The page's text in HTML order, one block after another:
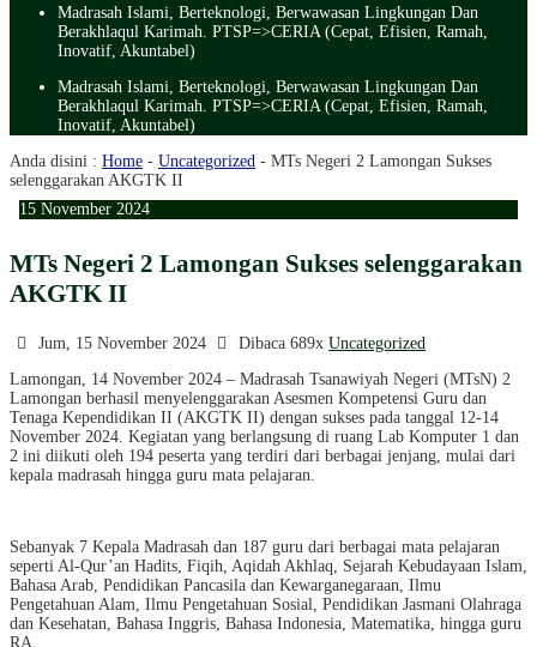
Madrasah Islami, Berteknologi, Berwawasan Lingkungan Dan
Berakhlaqul Karimah. PTSP=>CERIA (Cepat, Efisien, Ramah,
Inovatif, Akuntabel)
Madrasah Islami, Berteknologi, Berwawasan Lingkungan Dan
Berakhlaqul Karimah. PTSP=>CERIA (Cepat, Efisien, Ramah,
Inovatif, Akuntabel)
Anda disini : Home - Uncategorized - MTs Negeri 2 Lamongan Sukses
selenggarakan AKGTK II
15 November 2024
MTs Negeri 2 Lamongan Sukses selenggarakan
AKGTK II
Jum, 15 November 2024 Dibaca 689xUncategorized
Lamongan, 14 November 2024 – Madrasah Tsanawiyah Negeri (MTsN) 2
Lamongan berhasil menyelenggarakan Asesmen Kompetensi Guru dan
Tenaga Kependidikan II (AKGTK II) dengan sukses pada tanggal 12-14
November 2024. Kegiatan yang berlangsung di ruang Lab Komputer 1 dan
2 ini diikuti oleh 194 peserta yang terdiri dari berbagai jenjang, mulai dari
kepala madrasah hingga guru mata pelajaran.
Sebanyak 7 Kepala Madrasah dan 187 guru dari berbagai mata pelajaran
seperti Al-Qur’an Hadits, Fiqih, Aqidah Akhlaq, Sejarah Kebudayaan Islam,
Bahasa Arab, Pendidikan Pancasila dan Kewarganegaraan, Ilmu
Pengetahuan Alam, Ilmu Pengetahuan Sosial, Pendidikan Jasmani Olahraga
dan Kesehatan, Bahasa Inggris, Bahasa Indonesia, Matematika, hingga guru
RA.